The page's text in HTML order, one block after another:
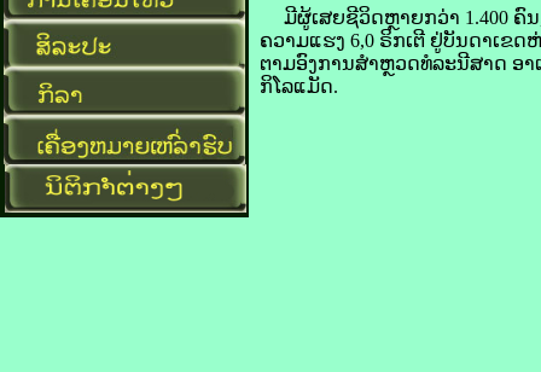
ມີ​ຜູ້​ເສຍ​ຊີວິດ​ຫຼາຍ​ກວ່າ 1.400 ຄົນ
ຄວາມ​ແຮງ 6,0 ຣິກ​ເຕີ ຢູ່​ບັນດາ​ເຂ
ຕາມ​ອົງການ​ສຳ​ຫຼວດ​ທໍລະນີ​ສາດ ອາ
ກິໂລແມັດ.